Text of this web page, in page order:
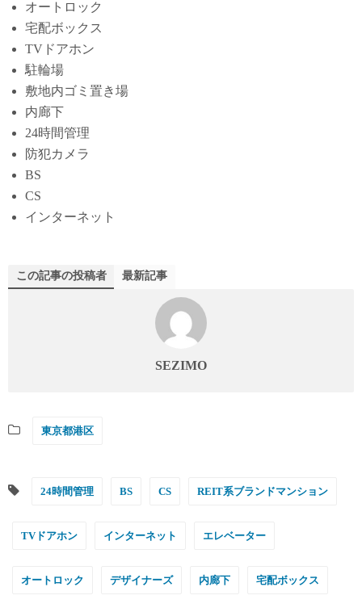
オートロック
宅配ボックス
TVドアホン
駐輪場
敷地内ゴミ置き場
内廊下
24時間管理
防犯カメラ
BS
CS
インターネット
この記事の投稿者 最新記事
SEZIMO
東京都港区
24時間管理 BS CS REIT系ブランドマンション
TVドアホン インターネット エレベーター
オートロック デザイナーズ 内廊下 宅配ボックス